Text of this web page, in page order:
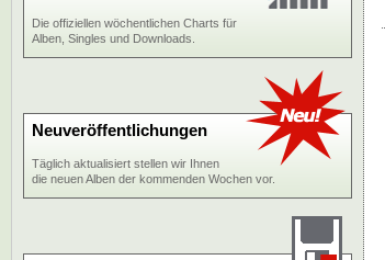
Die offiziellen wöchentlichen Charts für
Alben, Singles und Downloads.
Neuveröffentlichungen
Täglich aktualisiert stellen wir Ihnen
die neuen Alben der kommenden Wochen vor.